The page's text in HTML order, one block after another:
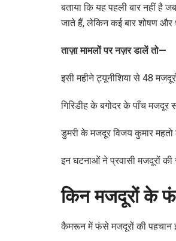
बताया कि यह पहली बार नहीं
जाते हैं, लेकिन कई बार शोषण और
ताज़ा मामलों पर नज़र डालें तो—
इसी महीने ट्यूनीशिया से 48
गिरिडीह के बगोदर के पाँच
डुमरी के मजदूर विजय कुमार
इन घटनाओं ने प्रवासी मजदूरों
किन मजदूरों के
कैमरून में फंसे मजदूरों की पहचान